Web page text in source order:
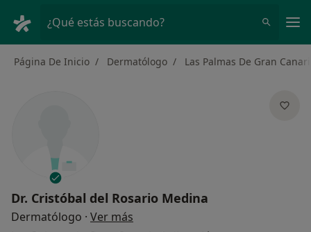
¿Qué estás buscando?
Página De Inicio Dermatólogo Las Palmas De Gran
Dr. Cristóbal del Rosario Medina
Dermatólogo · Ver más